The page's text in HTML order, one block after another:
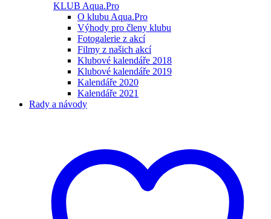
KLUB Aqua.Pro
O klubu Aqua.Pro
Výhody pro členy klubu
Fotogalerie z akcí
Filmy z našich akcí
Klubové kalendáře 2018
Klubové kalendáře 2019
Kalendáře 2020
Kalendáře 2021
Rady a návody